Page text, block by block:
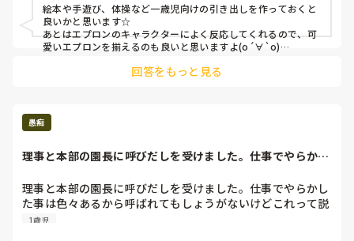
絵本や手遊び、体操など一歳児向けの引き出しを作っておくと
良いかと思います☆
あとはエプロンのキャラクターによく反応してくれるので、可
愛いエプロンを揃えるのも良いと思いますよ(о´∀`о)
回答をもっと見る
愚痴
理事と本部の園長に呼びだしを受けました。仕事でやらかし
理事と本部の園長に呼びだしを受けました。仕事でやらかし
た事は色々あるから呼ばれてもしょうがないけどこれって説
教だよね…？
1歳児